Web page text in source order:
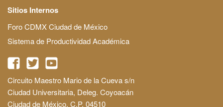
Sitios Internos
Foro CDMX Ciudad de México
Sistema de Productividad Académica
Circuito Maestro Mario de la Cueva s/n
Ciudad Universitaria, Deleg. Coyoacán
Ciudad de México, C.P. 04510